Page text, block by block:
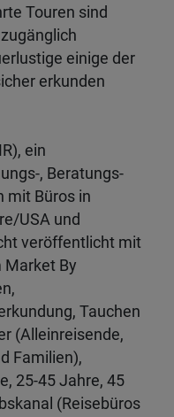
Touren sind
einige der
erkunden
ein
, Beratungs-
mit Büros in
USA und
veröffentlicht mit
Market By
Tauchen
(Alleinreisende,
Familien),
25-45 Jahre, 45
(Reisebüros